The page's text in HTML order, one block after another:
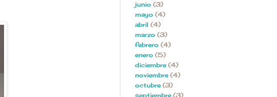
junio (3)
mayo (4)
abril (4)
marzo (3)
febrero (4)
enero (5)
diciembre (4)
noviembre (4)
octubre (3)
septiembre (3)